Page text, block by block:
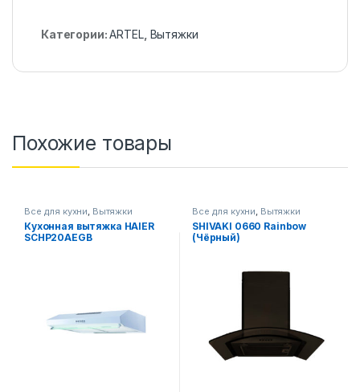
Категории:ARTEL, Вытяжки
Похожие товары
Все для кухни, Вытяжки
Кухонная вытяжка HAIER
SCHP20AEGB
Все для кухни, Вытяжки
SHIVAKI 0660 Rainbow
(Чёрный)